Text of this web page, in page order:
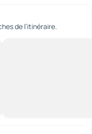
de l’itinéraire.